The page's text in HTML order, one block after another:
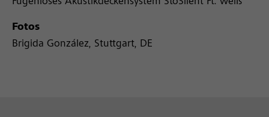
Fotos
Brigida González, Stuttgart, DE